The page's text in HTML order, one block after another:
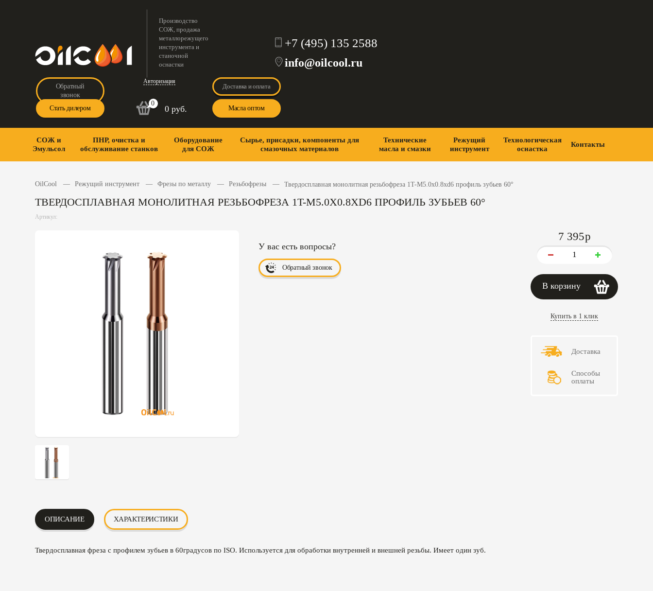
Производство
СОЖ, продажа
металлорежущего
инструмента и
станочной
оснастки
+7 (495) 135 2588
info@oilcool.ru
Обратный
звонок
Стать дилером
Авторизация
0
0 руб.
Доставка и оплата
Масла оптом
СОЖ и
Эмульсол
ПНР, очистка и
обслуживание станков
Оборудование
для СОЖ
Сырье, присадки, компоненты для
смазочных материалов
Технические
масла и смазки
Режущий
инструмент
Технологическая
оснастка
Контакты
OilCool Режущий инструмент Фрезы по металлу Резьбофрезы Твердосплавная монолитная резьбофреза 1T-M5.0x0.8xd6 профиль зубьев 60°
ТВЕРДОСПЛАВНАЯ МОНОЛИТНАЯ РЕЗЬБОФРЕЗА 1T-M5.0X0.8XD6 ПРОФИЛЬ ЗУБЬЕВ 60°
Артикул:
У вас есть вопросы?
Обратный звонок
7 395p
В корзину
Купить в 1 клик
Доставка
Способы
оплаты
ОПИСАНИЕ ХАРАКТЕРИСТИКИ
Твердосплавная фреза с профилем зубьев в 60градусов по ISO. Используется для обработки внутренней и внешней резьбы. Имеет один зуб.